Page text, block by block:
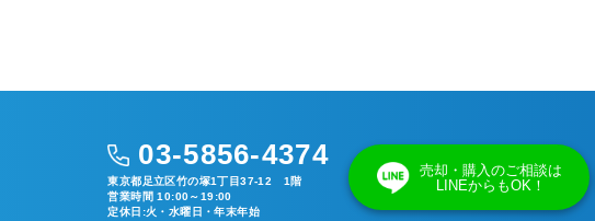
03-5856-4374
東京都足立区竹の塚1丁目37-12 1階
営業時間 10:00～19:00
定休日:火・水曜日・年末年始
売却・購入のご相談は
LINEからもOK！